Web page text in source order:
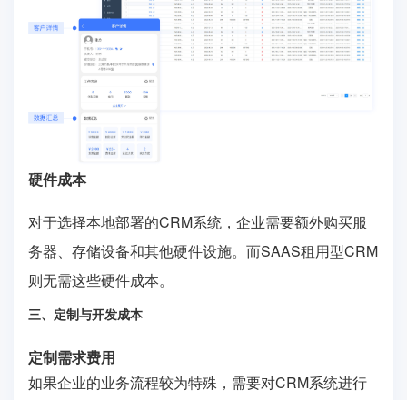
硬件成本
对于选择本地部署的CRM系统，企业需要额外购买服
务器、存储设备和其他硬件设施。而SAAS租用型CRM
则无需这些硬件成本。
三、定制与开发成本
定制需求费用
如果企业的业务流程较为特殊，需要对CRM系统进行